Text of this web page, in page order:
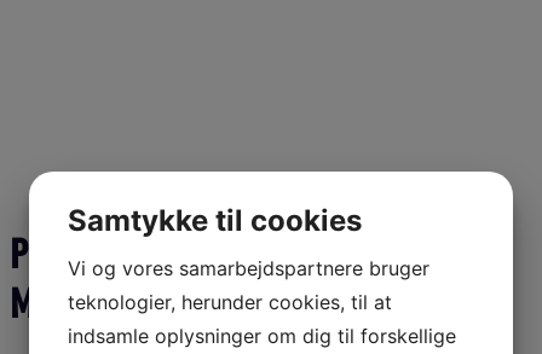
POLYESTER FENDERLINE 2 STK. 10
MM 2 M SORT FLETTET
Samtykke til cookies
Vi og vores samarbejdspartnere bruger
teknologier, herunder cookies, til at
indsamle oplysninger om dig til forskellige